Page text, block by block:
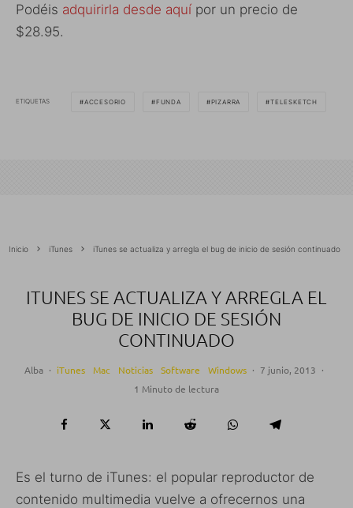
Podéis adquirirla desde aquí por un precio de
$28.95.
ETIQUETAS ACCESORIO FUNDA PIZARRA TELESKETCH
Inicio iTunes iTunes se actualiza y arregla el bug de inicio de sesión continuado
ITUNES SE ACTUALIZA Y ARREGLA EL
BUG DE INICIO DE SESIÓN
CONTINUADO
Alba · iTunes Mac Noticias Software Windows · 7 junio, 2013 ·
1 Minuto de lectura
Es el turno de iTunes: el popular reproductor de
contenido multimedia vuelve a ofrecernos una